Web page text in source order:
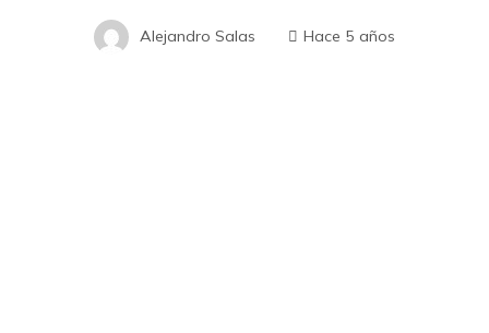
Alejandro Salas Hace 5 años